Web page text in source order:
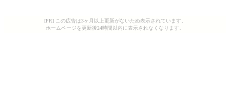
[PR] この広告は3ヶ月以上更新がないため表示されています。
ホームページを更新後24時間以内に表示されなくなります。